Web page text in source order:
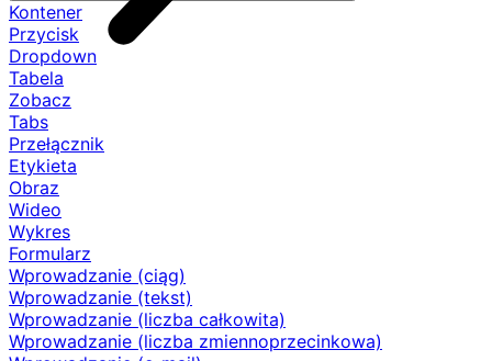
Kontener
Przycisk
Dropdown
Tabela
Zobacz
Tabs
Przełącznik
Etykieta
Obraz
Wideo
Wykres
Formularz
Wprowadzanie (ciąg)
Wprowadzanie (tekst)
Wprowadzanie (liczba całkowita)
Wprowadzanie (liczba zmiennoprzecinkowa)